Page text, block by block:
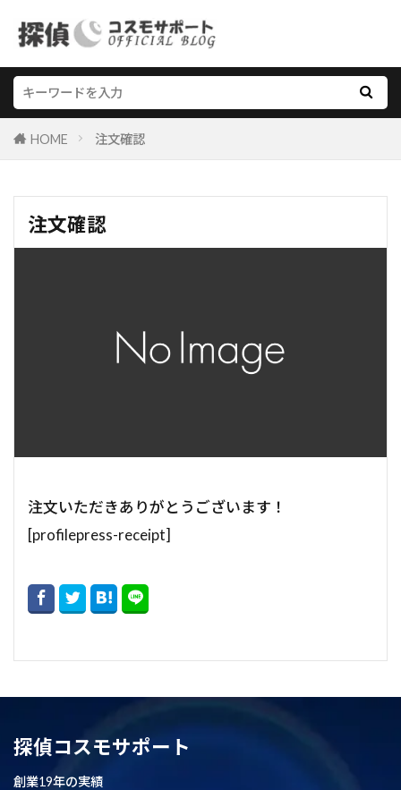
HOME 注文確認
注文確認
注文いただきありがとうございます！
[profilepress-receipt]
探偵コスモサポート
創業19年の実績